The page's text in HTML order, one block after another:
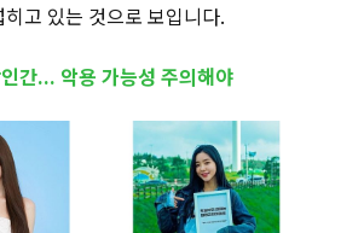
고 있는 것으로 보입니다.
간... 악용 가능성 주의해야